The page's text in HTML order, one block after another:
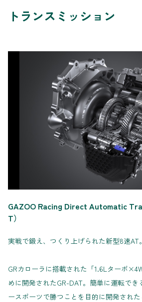
トランスミッション
GAZOO Racing Direct Automatic
T）
実戦で鍛え、つくり上げられた新型8速AT。
GRカローラに搭載された「1.6Lターボ
めに開発されたGR-DAT。簡単に運転でき
ースポーツで勝つことを目的に開発され